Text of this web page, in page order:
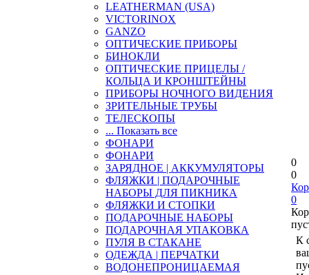
LEATHERMAN (USA)
VICTORINOX
GANZO
ОПТИЧЕСКИЕ ПРИБОРЫ
БИНОКЛИ
ОПТИЧЕСКИЕ ПРИЦЕЛЫ /
КОЛЬЦА И КРОНШТЕЙНЫ
ПРИБОРЫ НОЧНОГО ВИДЕНИЯ
ЗРИТЕЛЬНЫЕ ТРУБЫ
ТЕЛЕСКОПЫ
... Показать все
ФОНАРИ
ФОНАРИ
ЗАРЯДНОЕ | АККУМУЛЯТОРЫ
ФЛЯЖКИ | ПОДАРОЧНЫЕ
НАБОРЫ ДЛЯ ПИКНИКА
ФЛЯЖКИ И СТОПКИ
ПОДАРОЧНЫЕ НАБОРЫ
ПОДАРОЧНАЯ УПАКОВКА
ПУЛЯ В СТАКАНЕ
ОДЕЖДА | ПЕРЧАТКИ
ВОДОНЕПРОНИЦАЕМАЯ
0
0
0
К